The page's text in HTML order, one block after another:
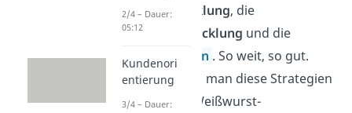
Marktentwicklung, die
Produktentwicklung und die
Diversifikation . So weit, so gut.
Aber wie kann man diese Strategien
jetzt für das Weißwurst-
2/4 – Dauer:
05:12
Kundenori
entierung
3/4 – Dauer: